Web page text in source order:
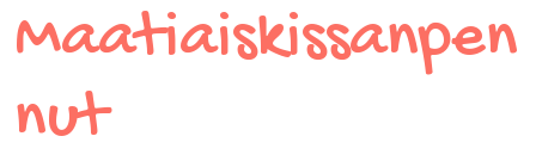
Maatiaiskissanpen
nut